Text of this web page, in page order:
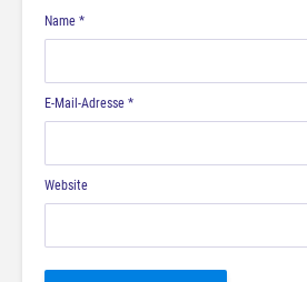
Name *
E-Mail-Adresse *
Website